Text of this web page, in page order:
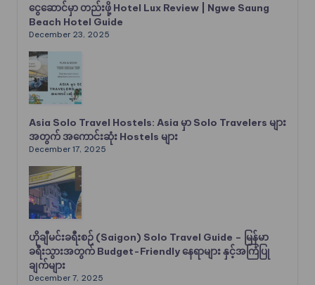
ငွေဆောင်မှာ တည်းဖို့ Hotel Lux Review | Ngwe Saung
Beach Hotel Guide
December 23, 2025
Asia Solo Travel Hostels: Asia မှာ Solo Travelers များ
အတွက် အကောင်းဆုံး Hostels များ
December 17, 2025
ဟိုချီမင်းခရီးစဉ် (Saigon) Solo Travel Guide – မြန်မာ
ခရီးသွားအတွက် Budget-Friendly နေရာများ နှင့်အကြံပြု
ချက်များ
December 7, 2025